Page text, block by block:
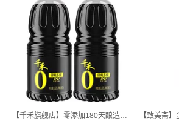
【千禾旗舰店】零添加180天酿造家用特级生抽1.28L*2瓶